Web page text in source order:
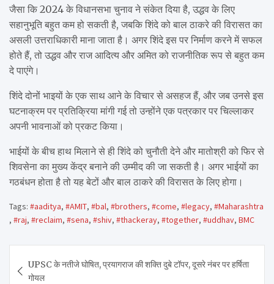
जैसा कि 2024 के विधानसभा चुनाव ने संकेत दिया है, उद्धव के लिए
सहानुभूति बहुत कम हो सकती है, जबकि शिंदे को बाल ठाकरे की विरासत का
असली उत्तराधिकारी माना जाता है। अगर शिंदे इस पर निर्माण करने में सफल
होते हैं, तो उद्धव और राज आदित्य और अमित को राजनीतिक रूप से बहुत कम
दे पाएंगे।
शिंदे दोनों भाइयों के एक साथ आने के विचार से असहज हैं, और जब उनसे इस
घटनाक्रम पर प्रतिक्रिया मांगी गई तो उन्होंने एक पत्रकार पर चिल्लाकर
अपनी भावनाओं को प्रकट किया।
भाईयों के बीच हाथ मिलाने से ही शिंदे को चुनौती देने और मातोश्री को फिर से
शिवसेना का मुख्य केंद्र बनाने की उम्मीद की जा सकती है। अगर भाईयों का
गठबंधन होता है तो यह बेटों और बाल ठाकरे की विरासत के लिए होगा।
Tags: #aaditya, #AMIT, #bal, #brothers, #come, #legacy, #Maharashtra
, #raj, #reclaim, #sena, #shiv, #thackeray, #together, #uddhav, BMC
navigation
UPSC के नतीजे घोषित, प्रयागराज की शक्ति दुबे टॉपर, दूसरे नंबर पर हर्षिता
गोयल